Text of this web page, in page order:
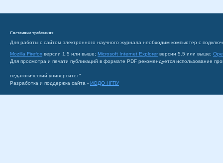
Системные требования
Для работы с сайтом электронного научного журнала необходим компьютер с
Mozilla Firefox версии 1.5 или выше; Microsoft Internet Explorer версии 5.5 или выше;
Для просмотра и печати публикаций в формате PDF рекомендуется использование
педагогический университет"
Разработка и поддержка сайта - ИОДО НГПУ